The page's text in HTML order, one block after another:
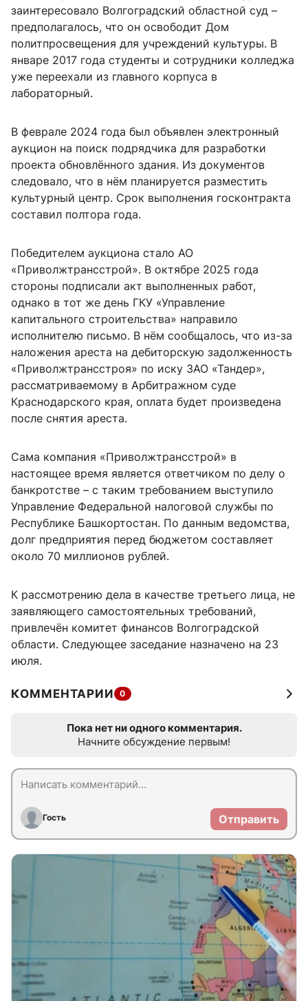
заинтересовало Волгоградский областной суд –
предполагалось, что он освободит Дом
политпросвещения для учреждений культуры. В
январе 2017 года студенты и сотрудники колледжа
уже переехали из главного корпуса в
лабораторный.
В феврале 2024 года был объявлен электронный
аукцион на поиск подрядчика для разработки
проекта обновлённого здания. Из документов
следовало, что в нём планируется разместить
культурный центр. Срок выполнения госконтракта
составил полтора года.
Победителем аукциона стало АО
«Приволжтрансстрой». В октябре 2025 года
стороны подписали акт выполненных работ,
однако в тот же день ГКУ «Управление
капитального строительства» направило
исполнителю письмо. В нём сообщалось, что из-за
наложения ареста на дебиторскую задолженность
«Приволжтрансстроя» по иску ЗАО «Тандер»,
рассматриваемому в Арбитражном суде
Краснодарского края, оплата будет произведена
после снятия ареста.
Сама компания «Приволжтрансстрой» в
настоящее время является ответчиком по делу о
банкротстве – с таким требованием выступило
Управление Федеральной налоговой службы по
Республике Башкортостан. По данным ведомства,
долг предприятия перед бюджетом составляет
около 70 миллионов рублей.
К рассмотрению дела в качестве третьего лица, не
заявляющего самостоятельных требований,
привлечён комитет финансов Волгоградской
области. Следующее заседание назначено на 23
июля.
КОММЕНТАРИИ 0
Пока нет ни одного комментария.
Начните обсуждение первым!
Гость Отправить